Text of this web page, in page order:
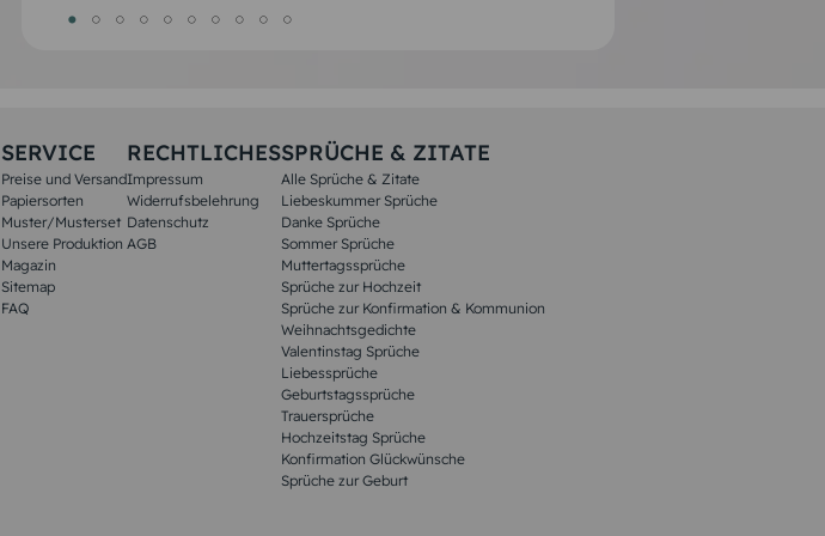
SERVICE
Preise und Versand
Papiersorten
Muster/Musterset
Unsere Produktion
Magazin
Sitemap
FAQ
RECHTLICHES
Impressum
Widerrufsbelehrung
Datenschutz
AGB
SPRÜCHE & ZITATE
Alle Sprüche & Zitate
Liebeskummer Sprüche
Danke Sprüche
Sommer Sprüche
Muttertagssprüche
Sprüche zur Hochzeit
Sprüche zur Konfirmation & Kommunion
Weihnachtsgedichte
Valentinstag Sprüche
Liebessprüche
Geburtstagssprüche
Trauersprüche
Hochzeitstag Sprüche
Konfirmation Glückwünsche
Sprüche zur Geburt